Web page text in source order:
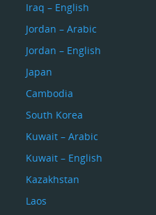
Iraq – English
Jordan – Arabic
Jordan – English
Japan
Cambodia
South Korea
Kuwait – Arabic
Kuwait – English
Kazakhstan
Laos